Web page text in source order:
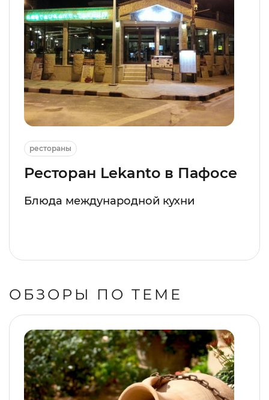
рестораны
Ресторан Lekanto в Пафосе
Блюда международной кухни
ОБЗОРЫ ПО ТЕМЕ